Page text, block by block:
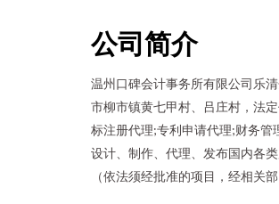
公司简介
温州口碑会计事务所有限公司乐
市柳市镇黄七甲村、吕庄村，法
标注册代理;专利申请代理;财务
设计、制作、代理、发布国内各
（依法须经批准的项目，经相关